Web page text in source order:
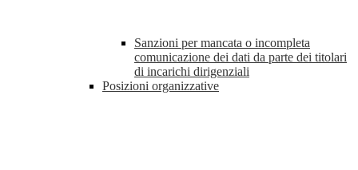
Sanzioni per mancata o incompleta
comunicazione dei dati da parte dei titolari
di incarichi dirigenziali
Posizioni organizzative